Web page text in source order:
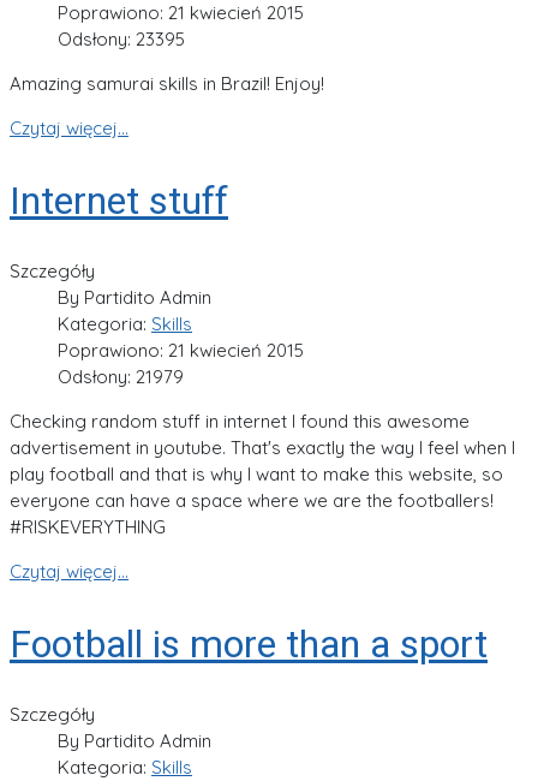
Poprawiono: 21 kwiecień 2015
Odsłony: 23395
Amazing samurai skills in Brazil! Enjoy!
Czytaj więcej...
Internet stuff
Szczegóły
By Partidito Admin
Kategoria: Skills
Poprawiono: 21 kwiecień 2015
Odsłony: 21979
Checking random stuff in internet I found this awesome
advertisement in youtube. That's exactly the way I feel when I
play football and that is why I want to make this website, so
everyone can have a space where we are the footballers!
#RISKEVERYTHING
Czytaj więcej...
Football is more than a sport
Szczegóły
By Partidito Admin
Kategoria: Skills